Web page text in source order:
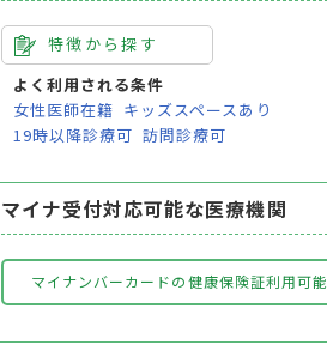
特徴から探す
よく利用される条件
女性医師在籍 キッズスペースあり
19時以降診療可 訪問診療可
マイナ受付対応可能な医療機関
マイナンバーカードの健康保険証利用可能